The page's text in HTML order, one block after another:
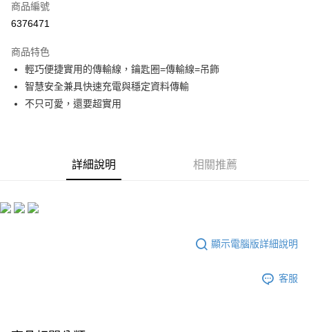
超商取貨付款
Apple Pay
街口支付
商品編號
6376471
商品特色
輕巧便捷實用的傳輸線，鑰匙圈=傳輸線=吊飾
智慧安全兼具快速充電與穩定資料傳輸
不只可愛，還要超實用
詳細說明 相關推薦
顯示電腦版詳細說明
客服